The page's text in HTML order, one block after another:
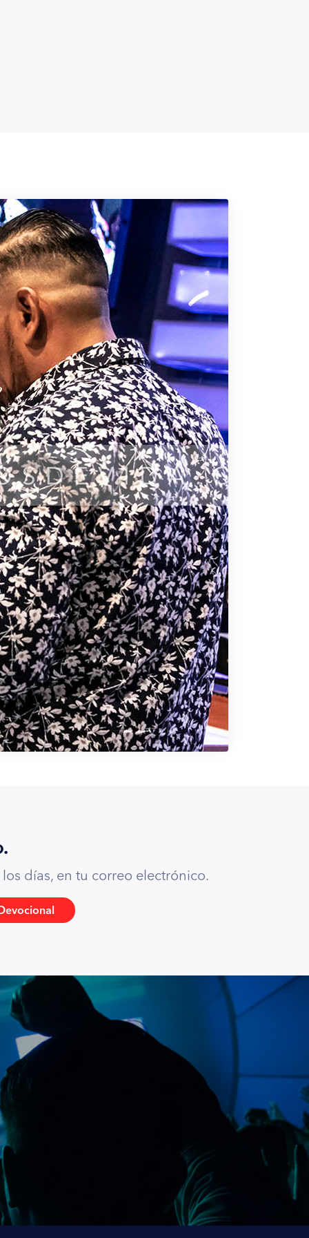
días, en tu correo electrónico.